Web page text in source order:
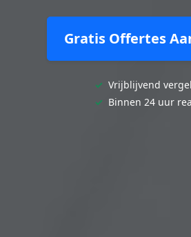
Gratis Offertes
✓ Vrijblijvend
✓ Binnen 24 uur